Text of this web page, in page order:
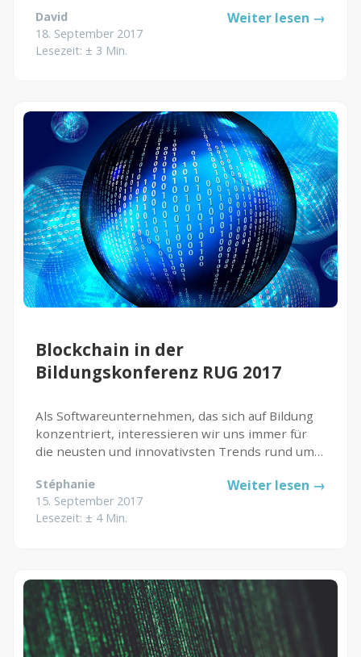
Deutschland? Wie wird die Digitalisierung
voranschreiten? Wir haben uns mit der
Thematik...
David
18. September 2017
Lesezeit: ± 3 Min.
Weiter lesen →
Blockchain in der
Bildungskonferenz RUG 2017
Als Softwareunternehmen, das sich auf Bildung
konzentriert, interessieren wir uns immer für
die neusten und innovativsten Trends rund ums
auch für unsere Kunden aus den Bereichen
Krankenhaus und anderen Einrichtungen...
Stéphanie
15. September 2017
Lesezeit: ± 4 Min.
Weiter lesen →